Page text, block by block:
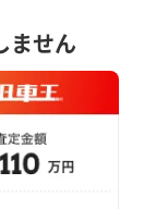
ません